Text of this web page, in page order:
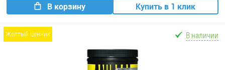
В корзину Купить в 1 клик
желтый ценник В наличии